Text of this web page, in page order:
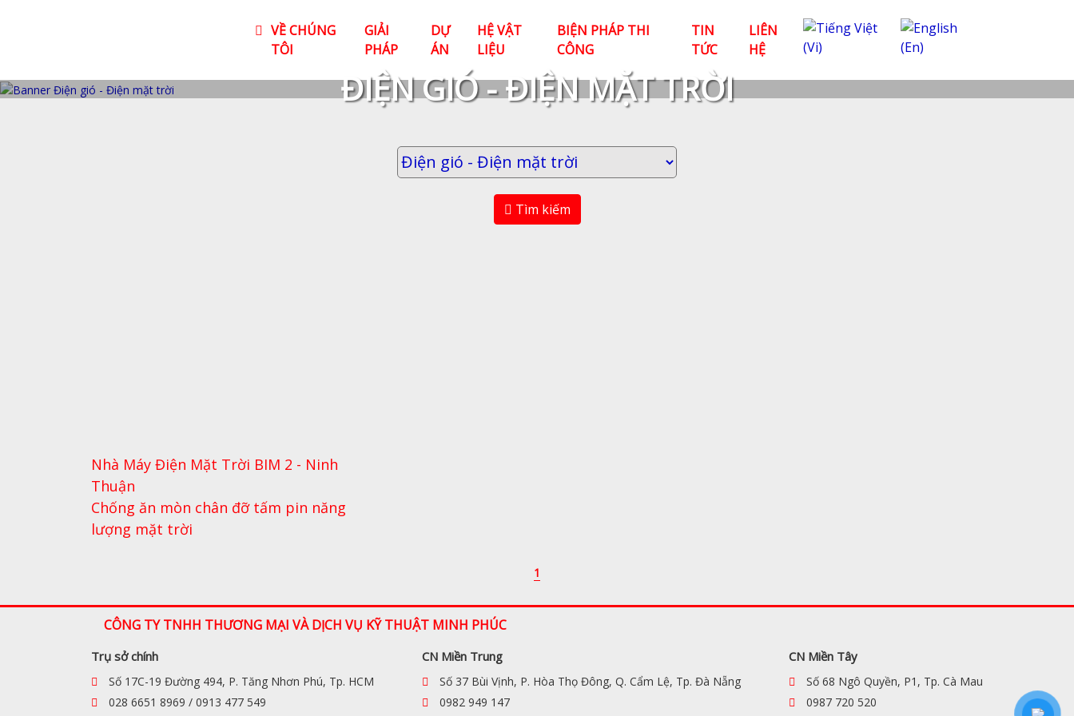
VỀ CHÚNG
TÔI
GIẢI
PHÁP
DỰ
ÁN
HỆ VẬT
LIỆU
BIỆN PHÁP THI
CÔNG
TIN
TỨC
LIÊN
HỆ
ĐIỆN GIÓ - ĐIỆN MẶT TRỜI
Tìm kiếm
Nhà Máy Điện Mặt Trời BIM 2 - Ninh
Thuận
Chống ăn mòn chân đỡ tấm pin năng
lượng mặt trời
1
CÔNG TY TNHH THƯƠNG MẠI VÀ DỊCH VỤ KỸ THUẬT MINH PHÚC
Trụ sở chính
Số 17C-19 Đường 494, P. Tăng Nhơn Phú, Tp. HCM
028 6651 8969 / 0913 477 549
CN Miền Trung
Số 37 Bùi Vịnh, P. Hòa Thọ Đông, Q. Cẩm Lệ, Tp. Đà Nẵng
0982 949 147
CN Miền Tây
Số 68 Ngô Quyền, P1, Tp. Cà Mau
0987 720 520